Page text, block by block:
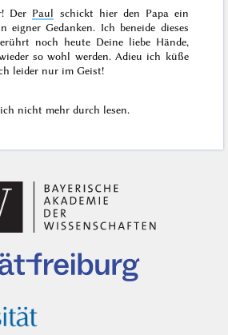
Der Paul schickt hier den Papa ein
eigner Gedanken. Ich beneide dieses
noch heute Deine liebe Hände,
so wohl werden. Adieu ich küße
leider nur im Geist!
nicht mehr durch lesen.